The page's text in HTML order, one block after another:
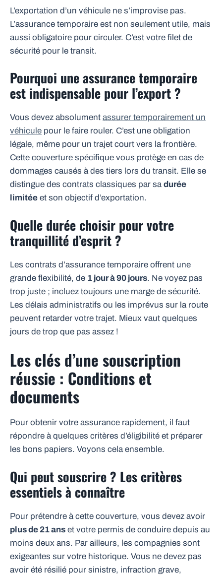
L’exportation d’un véhicule ne s’improvise pas.
L’assurance temporaire est non seulement utile, mais
aussi obligatoire pour circuler. C’est votre filet de
sécurité pour le transit.
Pourquoi une assurance temporaire
est indispensable pour l’export ?
Vous devez absolument assurer temporairement un
véhicule pour le faire rouler. C’est une obligation
légale, même pour un trajet court vers la frontière.
Cette couverture spécifique vous protège en cas de
dommages causés à des tiers lors du transit. Elle se
distingue des contrats classiques par sadurée
limitée et son objectif d’exportation.
Quelle durée choisir pour votre
tranquillité d’esprit ?
Les contrats d’assurance temporaire offrent une
grande flexibilité, de 1 jour à 90 jours. Ne voyez pas
trop juste ; incluez toujours une marge de sécurité.
Les délais administratifs ou les imprévus sur la route
peuvent retarder votre trajet. Mieux vaut quelques
jours de trop que pas assez !
Les clés d’une souscription
réussie : Conditions et
documents
Pour obtenir votre assurance rapidement, il faut
répondre à quelques critères d’éligibilité et préparer
les bons papiers. Voyons cela ensemble.
Qui peut souscrire ? Les critères
essentiels à connaître
Pour prétendre à cette couverture, vous devez avoir
plus de 21 ans et votre permis de conduire depuis au
moins deux ans. Par ailleurs, les compagnies sont
exigeantes sur votre historique. Vous ne devez pas
avoir été résilié pour sinistre, infraction grave,